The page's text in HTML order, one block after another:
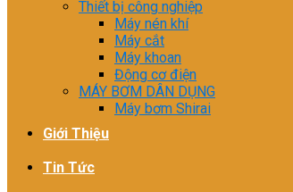
Thiết bị công nghiệp
Máy nén khí
Máy cắt
Máy khoan
Động cơ điện
MÁY BƠM DÂN DỤNG
Máy bơm Shirai
Giới Thiệu
Tin Tức